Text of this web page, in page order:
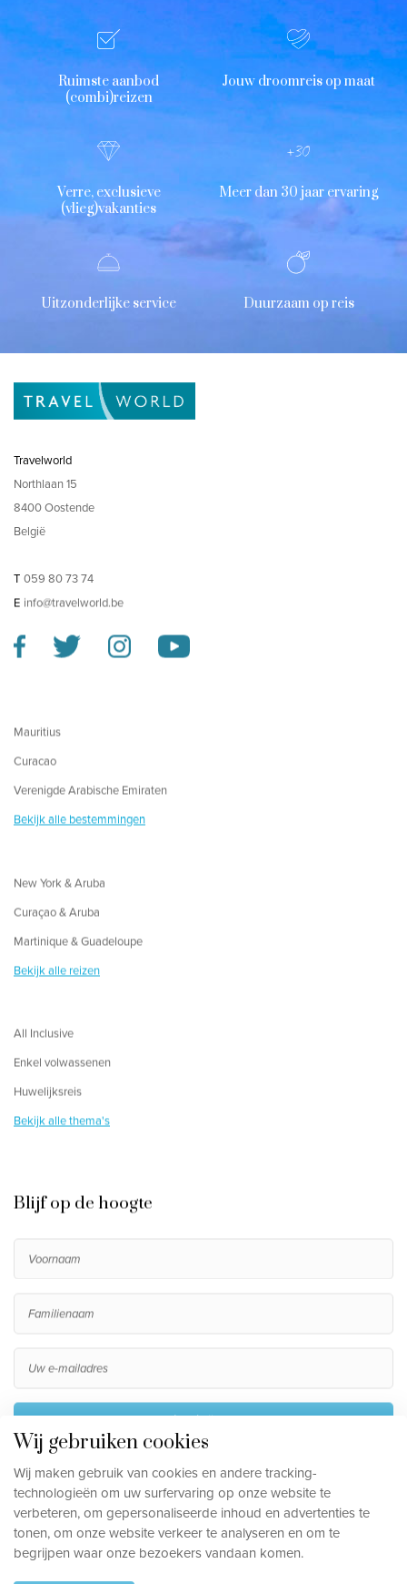
Wij gebruiken cookies
Wij maken gebruik van cookies en andere tracking-
technologieën om uw surfervaring op onze website te
verbeteren, om gepersonaliseerde inhoud en advertenties te
tonen, om onze website verkeer te analyseren en om te
begrijpen waar onze bezoekers vandaan komen.
Ruimste aanbod
(combi)reizen
Jouw droomreis op maat
Verre, exclusieve
(vlieg)vakanties
Meer dan 30 jaar ervaring
Uitzonderlijke service Duurzaam op reis
Travelworld
Northlaan 15
8400 Oostende
België
T 059 80 73 74
E info@travelworld.be
Mauritius
Curacao
Verenigde Arabische Emiraten
Bekijk alle bestemmingen
New York & Aruba
Curaçao & Aruba
Martinique & Guadeloupe
Bekijk alle reizen
All Inclusive
Enkel volwassenen
Huwelijksreis
Bekijk alle thema's
Blijf op de hoogte
Inschrijven
Door me in te schrijven ga ik akkoord met het verwerken
van mijn persoonsgegevens, die beschreven staan in de
privacy disclaimer.